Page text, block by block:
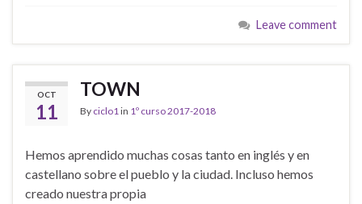
Leave comment
OCT
11
TOWN
By ciclo1in 1º curso 2017-2018
Hemos aprendido muchas cosas tanto en inglés y en
castellano sobre el pueblo y la ciudad. Incluso hemos
creado nuestra propia